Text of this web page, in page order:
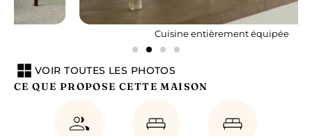
ARRIVÉE
Le check in se fait entre 16 et 19.00. Si vous souhaitez arriver
après 19.00, nous vous remercions de nous contacter au plus
tôt pour organiser au mieux votre arrivée.
Cuisine entièrement équipée
VOIR TOUTES LES PHOTOS
CE QUE PROPOSE CETTE MAISON